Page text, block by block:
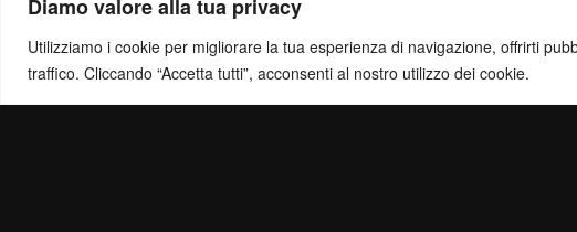
Diamo valore alla tua privacy
Utilizziamo i cookie per migliorare la tua esperienza di navigazione, offrirti
traffico. Cliccando “Accetta tutti”, acconsenti al nostro utilizzo dei cookie.